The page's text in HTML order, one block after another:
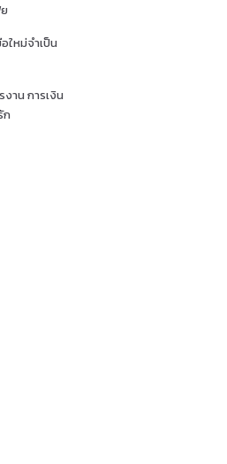
ใหม่จำเป็น
งาน การเงิน
ก